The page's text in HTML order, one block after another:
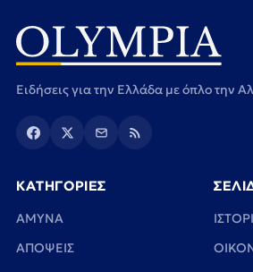
Ειδήσεις για την Ελλάδα με όπλο την
ΚΑΤΗΓΟΡΙΕΣ
ΑΜΥΝΑ
ΑΠΟΨΕΙΣ